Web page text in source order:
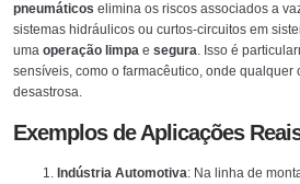
pneumáticos elimina os riscos associados a
sistemas hidráulicos ou curtos-circuitos em
uma operação limpa e segura. Isso é
sensíveis, como o farmacêutico, onde qualquer
desastrosa.
Exemplos de Aplicações
Indústria Automotiva: Na linha de